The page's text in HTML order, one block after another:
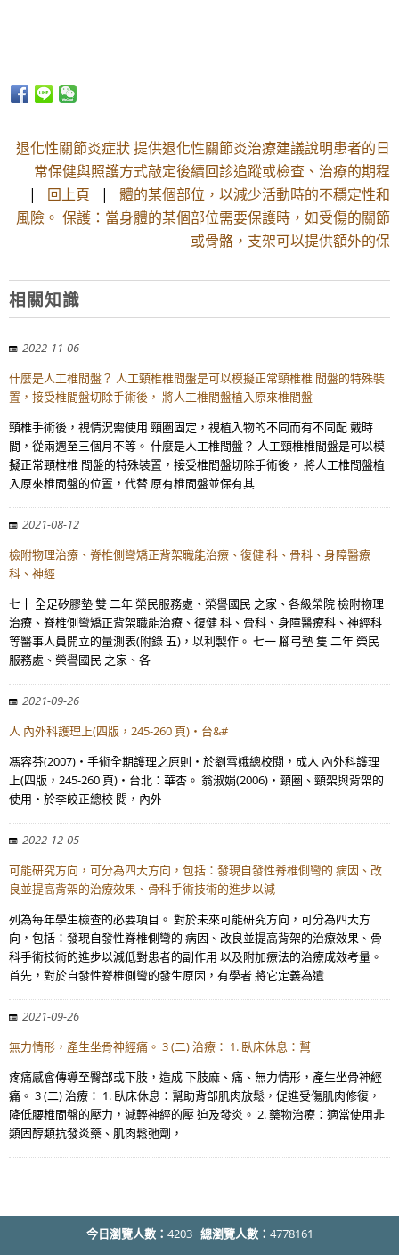
退化性關節炎症狀 提供退化性關節炎治療建議說明患者的日
常保健與照護方式敲定後續回診追蹤或檢查、治療的期程
| 回上頁 | 體的某個部位，以減少活動時的不穩定性和
風險。 保護：當身體的某個部位需要保護時，如受傷的關節
或骨骼，支架可以提供額外的保
相關知識
2022-11-06
什麼是人工椎間盤？ 人工頸椎椎間盤是可以模擬正常頸椎椎 間盤的特殊裝
置，接受椎間盤切除手術後， 將人工椎間盤植入原來椎間盤
頸椎手術後，視情況需使用 頸圈固定，視植入物的不同而有不同配 戴時
間，從兩週至三個月不等。 什麼是人工椎間盤？ 人工頸椎椎間盤是可以模
擬正常頸椎椎 間盤的特殊裝置，接受椎間盤切除手術後， 將人工椎間盤植
入原來椎間盤的位置，代替 原有椎間盤並保有其
2021-08-12
檢附物理治療、脊椎側彎矯正背架職能治療、復健 科、骨科、身障醫療
科、神經
七十 全足矽膠墊 雙 二年 榮民服務處、榮譽國民 之家、各級榮院 檢附物理
治療、脊椎側彎矯正背架職能治療、復健 科、骨科、身障醫療科、神經科
等醫事人員開立的量測表(附錄 五)，以利製作。 七一 腳弓墊 隻 二年 榮民
服務處、榮譽國民 之家、各
2021-09-26
人 內外科護理上(四版，245-260 頁)‧台&#
馮容芬(2007)‧手術全期護理之原則‧於劉雪娥總校閱，成人 內外科護理
上(四版，245-260 頁)‧台北：華杏。 翁淑娟(2006)‧頸圈、頸架與背架的
使用‧於李皎正總校 閱，內外
2022-12-05
可能研究方向，可分為四大方向，包括：發現自發性脊椎側彎的 病因、改
良並提高背架的治療效果、骨科手術技術的進步以減
列為每年學生檢查的必要項目。 對於未來可能研究方向，可分為四大方
向，包括：發現自發性脊椎側彎的 病因、改良並提高背架的治療效果、骨
科手術技術的進步以減低對患者的副作用 以及附加療法的治療成效考量。
首先，對於自發性脊椎側彎的發生原因，有學者 將它定義為遺
2021-09-26
無力情形，產生坐骨神經痛。 3 (二) 治療： 1. 臥床休息：幫
疼痛感會傳導至臀部或下肢，造成 下肢麻、痛、無力情形，產生坐骨神經
痛。 3 (二) 治療： 1. 臥床休息：幫助背部肌肉放鬆，促進受傷肌肉修復，
降低腰椎間盤的壓力，減輕神經的壓 迫及發炎。 2. 藥物治療：適當使用非
類固醇類抗發炎藥、肌肉鬆弛劑，
今日瀏覽人數： 4203 總瀏覽人數： 4778161